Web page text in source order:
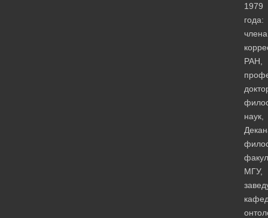
1979
года:
члена
РАН,
наук,
МГУ,